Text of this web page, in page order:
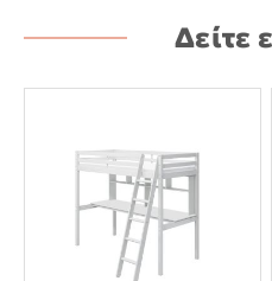
Δείτε